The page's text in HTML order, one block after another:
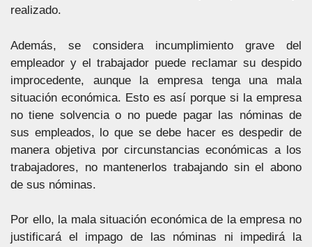
realizado.
Además, se considera incumplimiento grave del
empleador y el trabajador puede reclamar su despido
improcedente, aunque la empresa tenga una mala
situación económica. Esto es así porque si la empresa
no tiene solvencia o no puede pagar las nóminas de
sus empleados, lo que se debe hacer es despedir de
manera objetiva por circunstancias económicas a los
trabajadores, no mantenerlos trabajando sin el abono
de sus nóminas.
Por ello, la mala situación económica de la empresa no
justificará el impago de las nóminas ni impedirá la